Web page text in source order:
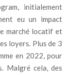
initialement
eu un impact
marché locatif et
loyers. Plus de 3
en 2022, pour
Malgré cela, des